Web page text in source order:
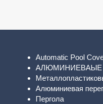
Automatic Pool
АЛЮМИНИЕВАЫЕ
Алюминиевая
Пергола